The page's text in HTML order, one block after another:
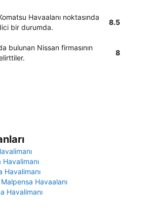
Havaalanı noktasında
bir durumda.
8.5
bulunan Nissan firmasının
8
Havalimanı
Havalimanı
Havaalanı
Havalimanı